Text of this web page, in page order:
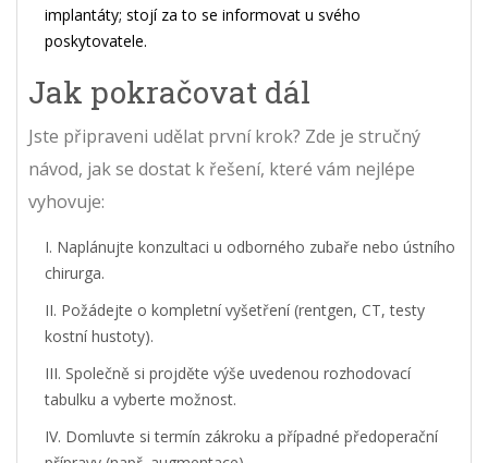
implantáty; stojí za to se informovat u svého
poskytovatele.
Jak pokračovat dál
Jste připraveni udělat první krok? Zde je stručný
návod, jak se dostat k řešení, které vám nejlépe
vyhovuje:
Naplánujte konzultaci u odborného zubaře nebo ústního
chirurga.
Požádejte o kompletní vyšetření (rentgen, CT, testy
kostní hustoty).
Společně si projděte výše uvedenou rozhodovací
tabulku a vyberte možnost.
Domluvte si termín zákroku a případné předoperační